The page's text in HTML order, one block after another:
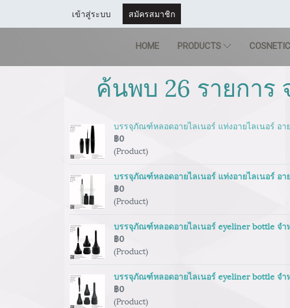
เข้าสู่ระบบ สมัครสมาชิก
HOME PRODUCTS
ค้นพบ 26 รายการ
บรรจุภัณฑ์หลอดอายไลเนอร์ แท่งอายไลเนอร์ อ
฿0
(Product)
บรรจุภัณฑ์หลอดอายไลเนอร์ แท่งอายไลเนอร์ อ
฿0
(Product)
บรรจุภัณฑ์หลอดอายไลเนอร์ eyeliner bottle จ
฿0
(Product)
บรรจุภัณฑ์หลอดอายไลเนอร์ eyeliner bottle จ
฿0
(Product)